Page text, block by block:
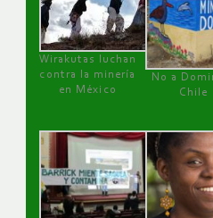
Wirakutas luchan
contra la minería
en México
No a
Chile